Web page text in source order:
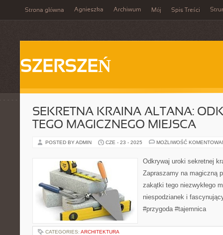
Strona główna Agnieszka Archiwum Mój Spis Treści
SZERSZEŃ
SEKRETNA KRAINA ALTANA:
TEGO MAGICZNEGO MIEJSCA
POSTED BY ADMIN CZE - 23 - 2025 MOŻLIWOŚĆ
Odkrywaj uroki sekretnej
Zapraszamy na magiczną
zakątki tego niezwykłego
niespodzianek i
#przygoda #tajemnica
CATEGORIES: ARCHITEKTURA